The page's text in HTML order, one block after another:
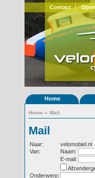
Contact
Home
Home » Mail
Mail
Naar:
velomobiel.nl
Van:
Naam:
E-mail:
Onderwerp: